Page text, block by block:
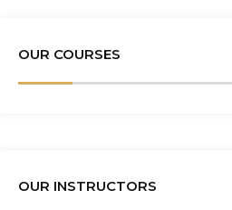
OUR COURSES
OUR INSTRUCTORS